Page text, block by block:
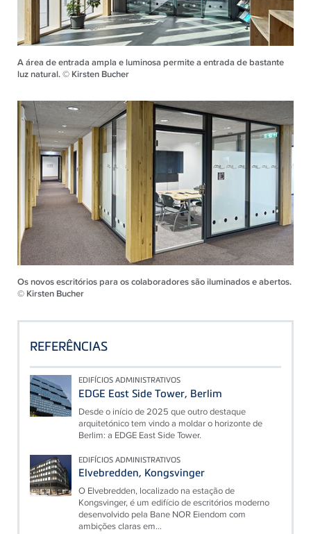
A área de entrada ampla e luminosa permite a entrada de bastante
luz natural. © Kirsten Bucher
Os novos escritórios para os colaboradores são iluminados e abertos.
© Kirsten Bucher
REFERÊNCIAS
EDIFÍCIOS ADMINISTRATIVOS
EDGE East Side Tower, Berlim
Desde o início de 2025 que outro destaque
arquitetónico tem vindo a moldar o horizonte de
Berlim: a EDGE East Side Tower.
EDIFÍCIOS ADMINISTRATIVOS
Elvebredden, Kongsvinger
O Elvebredden, localizado na estação de
Kongsvinger, é um edifício de escritórios moderno
desenvolvido pela Bane NOR Eiendom com
ambições claras em...